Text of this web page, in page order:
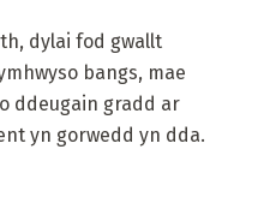
dylai fod gwallt
bangs, mae
ddeugain gradd ar
yn gorwedd yn dda.